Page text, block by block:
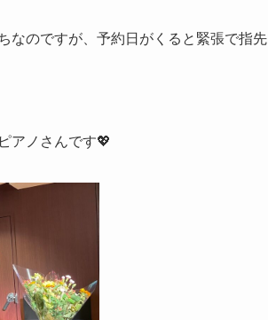
なのですが、予約日がくると緊張で指先
アノさんです💖